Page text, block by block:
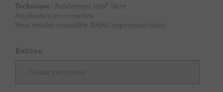
Technique : Rendement 12m² /litre
Application en 2 couches
Sous couche conseillée :BAHO impression blanc
finition